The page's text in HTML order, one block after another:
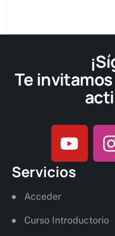
Te
Servicios
Acceder
Curso Introductorio